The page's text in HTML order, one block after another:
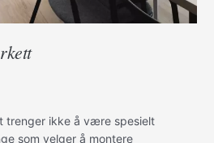
trenger ikke å være spesielt
som velger å montere